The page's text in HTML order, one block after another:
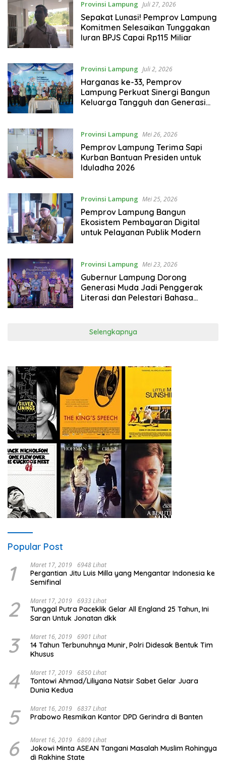
Provinsi Lampung Juli 27, 2026
Sepakat Lunasi! Pemprov Lampung
Komitmen Selesaikan Tunggakan
Iuran BPJS Capai Rp115 Miliar
Provinsi Lampung Juli 2, 2026
Harganas ke-33, Pemprov
Lampung Perkuat Sinergi Bangun
Keluarga Tangguh dan Generasi
Provinsi Lampung Mei 26, 2026
Pemprov Lampung Terima Sapi
Kurban Bantuan Presiden untuk
Iduladha 2026
Provinsi Lampung Mei 25, 2026
Pemprov Lampung Bangun
Ekosistem Pembayaran Digital
untuk Pelayanan Publik Modern
Provinsi Lampung Mei 23, 2026
Gubernur Lampung Dorong
Generasi Muda Jadi Penggerak
Literasi dan Pelestari Bahasa
Selengkapnya
Popular Post
1 Maret 17, 2019 6948 Lihat
Pergantian Jitu Luis Milla yang Mengantar Indonesia ke
Semifinal
2 Maret 17, 2019 6933 Lihat
Tunggal Putra Paceklik Gelar All England 25 Tahun, Ini
Saran Untuk Jonatan dkk
3 Maret 16, 2019 6901 Lihat
14 Tahun Terbunuhnya Munir, Polri Didesak Bentuk Tim
Khusus
4 Maret 17, 2019 6850 Lihat
Tontowi Ahmad/Liliyana Natsir Sabet Gelar Juara
Dunia Kedua
5 Maret 16, 2019 6837 Lihat
Prabowo Resmikan Kantor DPD Gerindra di Banten
6 Maret 16, 2019 6809 Lihat
Jokowi Minta ASEAN Tangani Masalah Muslim Rohingya
di Rakhine State